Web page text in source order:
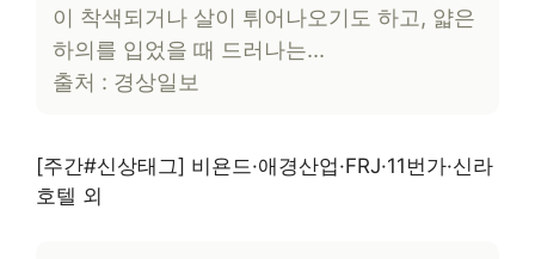
이 착색되거나 살이 튀어나오기도 하고, 얇은
하의를 입었을 때 드러나는…
출처 : 경상일보
[주간#신상태그] 비욘드·애경산업·FRJ·11번가·신라
호텔 외